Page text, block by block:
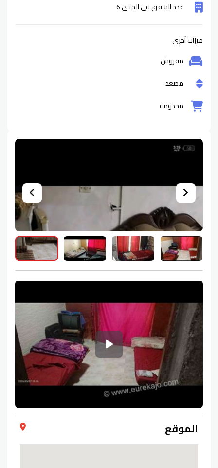
الموقع
عدد الشقق في المبنى 6
ميزات أخرى
مفروش
مصعد
مخدومة